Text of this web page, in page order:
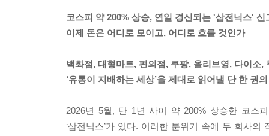
비자의 저항감이 크지 않은 이유가 바로 여기에
반대로 해자 없이 호황의 파도만 탄 기업은 물이
2장에서는 이 세 가지 해자를 하나씩 해부한다. 1
는 시간의 힘, 그리고 경쟁자가 시장에 들어올 엄
--- p.91, (CHAPTER 2_ 유통 모노폴리: 감히 넘볼
코스피 약 200% 상승, 연일 경신되는 '삼전닉스' 신
이제 돈은 어디로 모이고, 어디로 흐를 것인가
백화점, 대형마트, 편의점, 쿠팡, 올리브영, 다이소
‘유통이 지배하는 세상’을 제대로 읽어낼 단 한 권
2026년 5월, 단 1년 사이 약 200% 상승한 코스
‘삼전닉스’가 있다. 이러한 분위기 속에 두 회사